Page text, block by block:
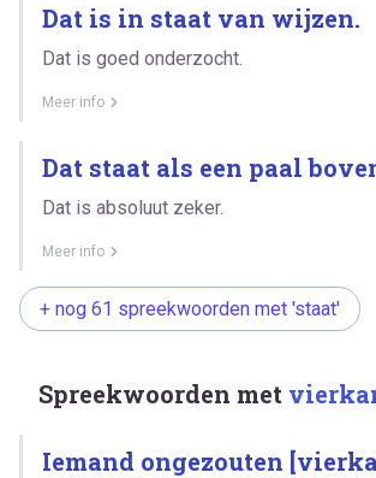
Dat is in staat van wijzen.
Dat is goed onderzocht.
Meer info
Dat staat als een paal
Dat is absoluut zeker.
Meer info
+ nog 61 spreekwoorden met 'staat'
Spreekwoorden met
Iemand ongezouten